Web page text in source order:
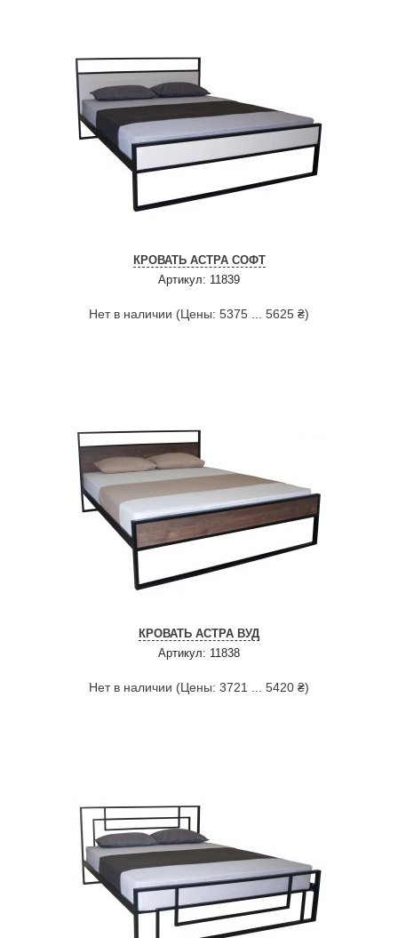
КРОВАТЬ АСТРА СОФТ
Артикул: 11839
Нет в наличии (Цены: 5375 ... 5625 ₴)
КРОВАТЬ АСТРА ВУД
Артикул: 11838
Нет в наличии (Цены: 3721 ... 5420 ₴)